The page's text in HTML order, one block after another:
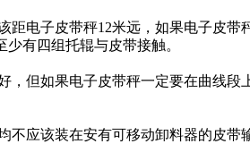
子皮带秤12米远，如果电子皮带
有四组托辊与皮带接触。
如果电子皮带秤一定要在曲线段
该装在安有可移动卸料器的皮带